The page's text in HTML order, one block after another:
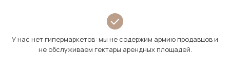
У нас нет гипермаркетов: мы не содержим армию продавцов и
не обслуживаем гектары арендных площадей.